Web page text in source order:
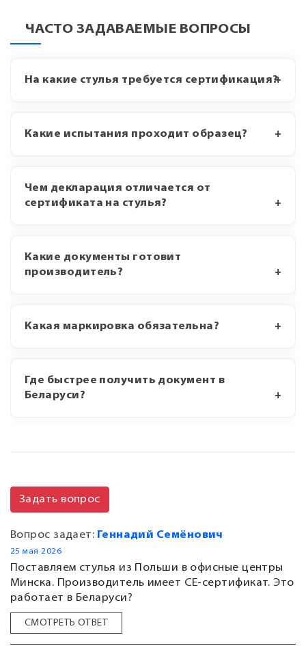
ЧАСТО ЗАДАВАЕМЫЕ ВОПРОСЫ
На какие стулья требуется сертификация?
Какие испытания проходит образец?
Чем декларация отличается от
сертификата на стулья?
Какие документы готовит
производитель?
Какая маркировка обязательна?
Где быстрее получить документ в
Беларуси?
Задать вопрос
Вопрос задает: Геннадий Семёнович
25 мая 2026
Поставляем стулья из Польши в офисные центры
Минска. Производитель имеет CE-сертификат. Это
работает в Беларуси?
СМОТРЕТЬ ОТВЕТ